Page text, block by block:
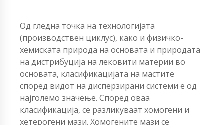
Од гледна точка на технологијата
(производствен циклус), како и физичко-
хемиската природа на основата и природата
на дистрибуција на лековити материи во
основата, класификацијата на мастите
според видот на дисперзирани системи е од
најголемо значење. Според оваа
класификација, се разликуваат хомогени и
хетерогени мази. Хомогените мази се